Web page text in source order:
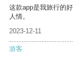
这款app是我旅行的
人情。
2023-12-11
游客